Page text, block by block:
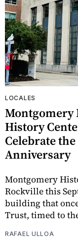
LOCALES
Montgomery
History
Celebrate
Anniversary
Montgomery
Rockville this
building that
Trust, timed to
RAFAEL ULLOA